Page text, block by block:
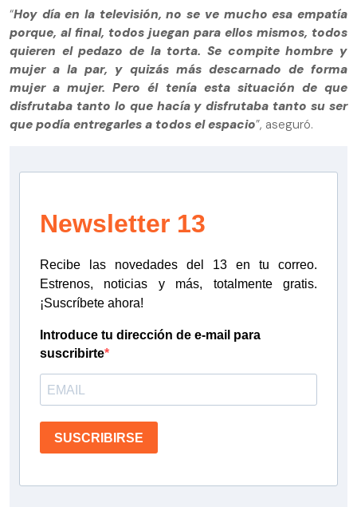
“Hoy día en la televisión, no se ve mucho esa empatía
porque, al final, todos juegan para ellos mismos, todos
quieren el pedazo de la torta. Se compite hombre y
mujer a la par, y quizás más descarnado de forma
mujer a mujer. Pero él tenía esta situación de que
disfrutaba tanto lo que hacía y disfrutaba tanto su ser
que podía entregarles a todos el espacio”, aseguró.
Newsletter 13
Recibe las novedades del 13 en tu correo.
Estrenos, noticias y más, totalmente gratis.
¡Suscríbete ahora!
Introduce tu dirección de e-mail para
suscribirte
SUSCRIBIRSE